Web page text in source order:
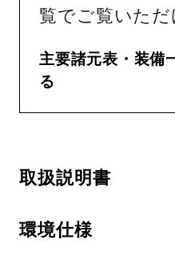
覧でご覧いただ
主要諸元表・装備
る
取扱説明書
環境仕様